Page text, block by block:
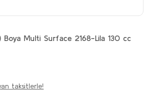
Boya Multi Surface 2168-Lila 130 cc
taksitlerle!